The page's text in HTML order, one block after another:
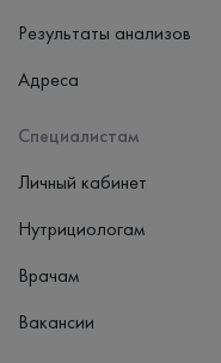
Результаты анализов
Адреса
Специалистам
Личный кабинет
Нутрициологам
Врачам
Вакансии